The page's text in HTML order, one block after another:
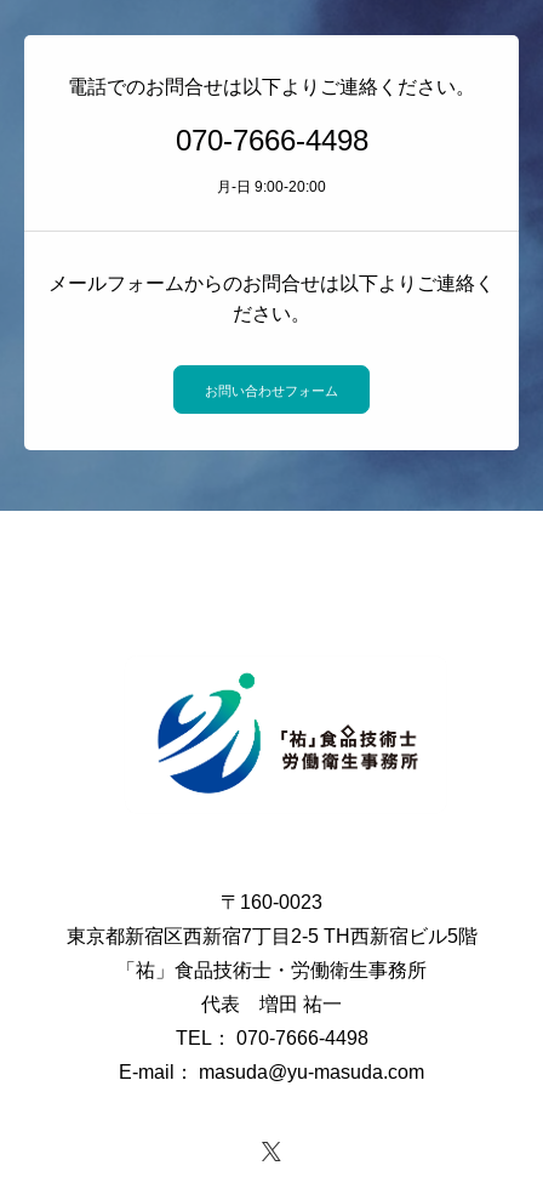
電話でのお問合せは以下よりご連絡ください。
070-7666-4498
月-日 9:00-20:00
メールフォームからのお問合せは以下よりご連絡く
ださい。
お問い合わせフォーム
〒160-0023
東京都新宿区西新宿7丁目2-5 TH西新宿ビル5階
「祐」食品技術士・労働衛生事務所
代表 増田 祐一
TEL： 070-7666-4498
E-mail： masuda@yu-masuda.com